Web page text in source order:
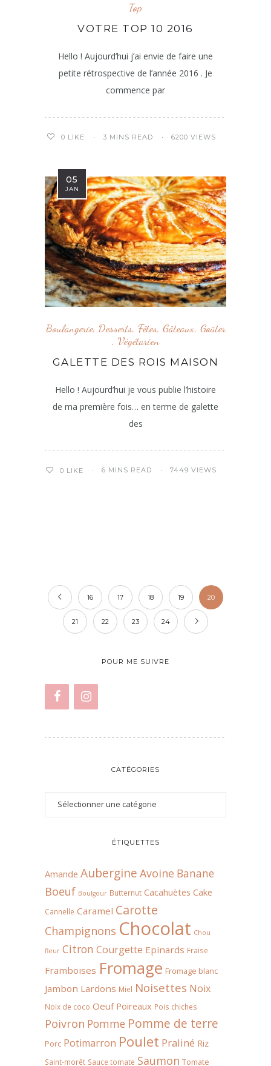
Top
VOTRE TOP 10 2016
Hello ! Aujourd’hui j’ai envie de faire une
petite rétrospective de l’année 2016 . Je
commence par
0 LIKE 3 MINS READ 6200 VIEWS
05
JAN
Boulangerie, Desserts, Fêtes, Gâteaux, Goûter
, Végétarien
GALETTE DES ROIS MAISON
Hello ! Aujourd’hui je vous publie l’histoire
de ma première fois… en terme de galette
des
0 LIKE 6 MINS READ 7449 VIEWS
16 17 18 19 20
21 22 23 24
POUR ME SUIVRE
CATÉGORIES
ÉTIQUETTES
Amande Aubergine Avoine Banane
Boeuf Boulgour Butternut Cacahuètes Cake
Cannelle Caramel Carotte
Champignons Chocolat Chou
fleur Citron Courgette Epinards Fraise
Framboises Fromage Fromage blanc
Jambon Lardons Miel Noisettes Noix
Noix de coco Oeuf Poireaux Pois chiches
Poivron Pomme Pomme de terre
Porc Potimarron Poulet Praliné Riz
Saint-morêt Sauce tomate Saumon Tomate